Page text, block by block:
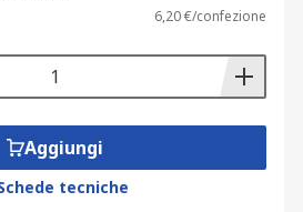
6,20 €/confezione
Aggiungi
tecniche